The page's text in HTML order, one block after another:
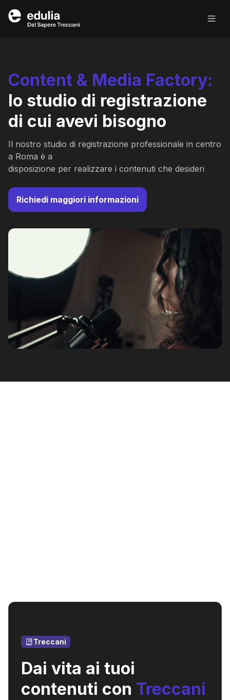
Edulia
Content & Media Factory:
lo studio di registrazione
di cui avevi bisogno
Il nostro studio di registrazione professionale in centro
a Roma è a
disposizione per realizzare i contenuti che desideri
Richiedi maggiori informazioni
Treccani
Dai vita ai tuoi
contenuti con Treccani